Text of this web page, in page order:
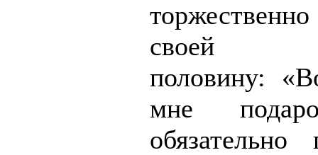
своей
половину:
мне